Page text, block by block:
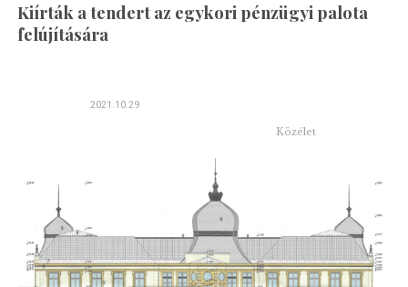
Kiírták a tendert az egykori pénzügyi palota
felújítására
2021.10.29
Közélet